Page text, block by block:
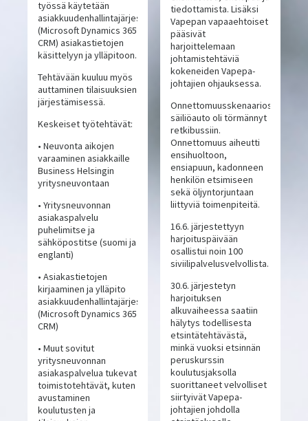
työssä käytetään
asiakkuudenhallintajärjestelmää
(Microsoft Dynamics 365
CRM) asiakastietojen
käsittelyyn ja ylläpitoon.
Tehtävään kuuluu myös
auttaminen tilaisuuksien
järjestämisessä.
Keskeiset työtehtävät:
• Neuvonta aikojen
varaaminen asiakkaille
Business Helsingin
yritysneuvontaan
• Yritysneuvonnan
asiakaspalvelu
puhelimitse ja
sähköpostitse (suomi ja
englanti)
• Asiakastietojen
kirjaaminen ja ylläpito
asiakkuudenhallintajärjestelmässä
(Microsoft Dynamics 365
CRM)
• Muut sovitut
yritysneuvonnan
asiakaspalvelua tukevat
toimistotehtävät, kuten
avustaminen
koulutusten ja
tiedottamista. Lisäksi
Vapepan vapaaehtoiset
pääsivät
harjoittelemaan
johtamistehtäviä
kokeneiden Vapepa-
johtajien ohjauksessa.
Onnettomuusskenaariossa
säiliöauto oli törmännyt
retkibussiin.
Onnettomuus aiheutti
ensihuoltoon,
ensiapuun, kadonneen
henkilön etsimiseen
sekä öljyntorjuntaan
liittyviä toimenpiteitä.
16.6. järjestettyyn
harjoituspäivään
osallistui noin 100
siviilipalvelusvelvollista.
30.6. järjestetyn
harjoituksen
alkuvaiheessa saatiin
hälytys todellisesta
etsintätehtävästä,
minkä vuoksi etsinnän
peruskurssin
koulutusjaksolla
suorittaneet velvolliset
siirtyivät Vapepa-
johtajien johdolla